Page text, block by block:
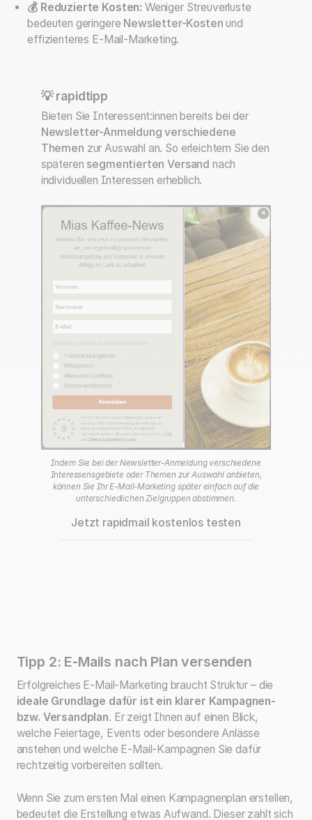
💰 Reduzierte Kosten: Weniger Streuverluste
bedeuten geringere Newsletter-Kosten und
effizienteres E-Mail-Marketing.
💡 rapidtipp
Bieten Sie Interessent:innen bereits bei der
Newsletter-Anmeldung verschiedene
Themen zur Auswahl an. So erleichtern Sie den
späteren segmentierten Versand nach
individuellen Interessen erheblich.
Indem Sie bei der Newsletter-Anmeldung verschiedene
Interessensgebiete oder Themen zur Auswahl anbieten,
können Sie Ihr E-Mail-Marketing später einfach auf die
unterschiedlichen Zielgruppen abstimmen.
Jetzt rapidmail kostenlos testen
Tipp 2: E-Mails nach Plan versenden
Erfolgreiches E-Mail-Marketing braucht Struktur – die
ideale Grundlage dafür ist ein klarer Kampagnen-
bzw. Versandplan. Er zeigt Ihnen auf einen Blick,
welche Feiertage, Events oder besondere Anlässe
anstehen und welche E-Mail-Kampagnen Sie dafür
rechtzeitig vorbereiten sollten.
Wenn Sie zum ersten Mal einen Kampagnenplan erstellen,
bedeutet die Erstellung etwas Aufwand. Dieser zahlt sich